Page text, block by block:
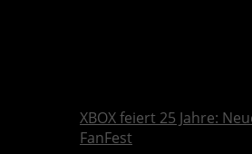
XBOX feiert 25 Jahre:
FanFest